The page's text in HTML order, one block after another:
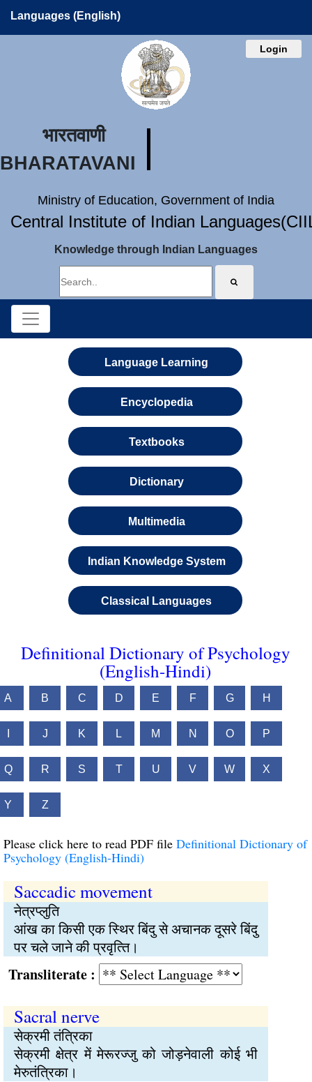
Languages (English)
Login
भारतवाणी
BHARATAVANI
Ministry of Education, Government of India
Central Institute of Indian
Knowledge through Indian Languages
Language Learning
Encyclopedia
Textbooks
Dictionary
Multimedia
Indian Knowledge System
Classical Languages
Definitional Dictionary of Psychology
(English-Hindi)
A B C D E F G H
J K L M N O P
Q R S T U V W X
Y Z
Please click here to read PDF file Definitional Dictionary of
Psychology (English-Hindi)
Saccadic movement
नेत्रप्लुति
आंख का किसी एक स्थिर बिंदु से अचानक दूसरे बिंदु
पर चले जाने की प्रवृत्‍ति।
:
Sacral nerve
सेक्रमी तंत्रिका
सेक्रमी क्षेत्र में मेरूरज्जु को जोड़नेवाली कोई भी
मेरुतंत्रिका।